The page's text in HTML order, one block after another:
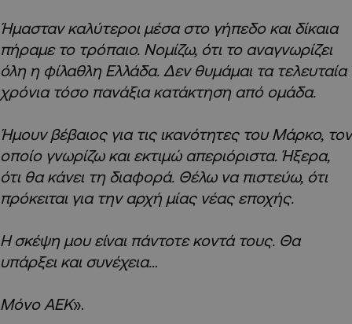
Ήμασταν καλύτεροι μέσα στο γήπεδο και δίκαια
πήραμε το τρόπαιο. Νομίζω, ότι το αναγνωρίζει
όλη η φίλαθλη Ελλάδα. Δεν θυμάμαι τα τελευταία
χρόνια τόσο πανάξια κατάκτηση από ομάδα.
Ήμουν βέβαιος για τις ικανότητες του Μάρκο, τον
οποίο γνωρίζω και εκτιμώ απεριόριστα. Ήξερα,
ότι θα κάνει τη διαφορά. Θέλω να πιστεύω, ότι
πρόκειται για την αρχή μίας νέας εποχής.
Η σκέψη μου είναι πάντοτε κοντά τους. Θα
υπάρξει και συνέχεια…
Μόνο ΑΕΚ».